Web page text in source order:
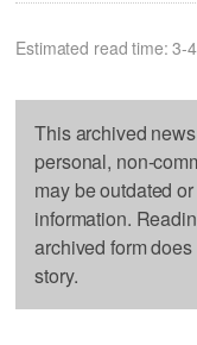
Estimated read time: 3-
This archived
personal, non-
may be outdated
information.
archived form
story.